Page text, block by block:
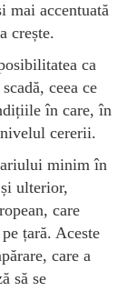
mai accentuată
crește.
ca
ceea ce
în care, în
cererii.
minim în
ulterior,
care
țară. Aceste
care a
să se